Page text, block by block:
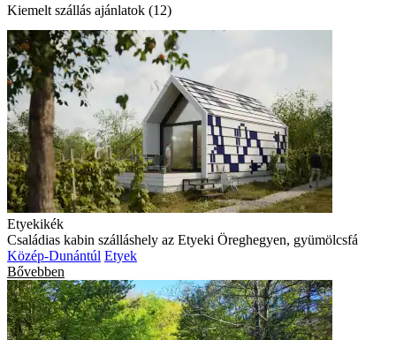
Kiemelt szállás ajánlatok (12)
Etyekikék
Családias kabin szálláshely az Etyeki Öreghegyen, gyümölcsfá
Közép-Dunántúl Etyek
Bővebben